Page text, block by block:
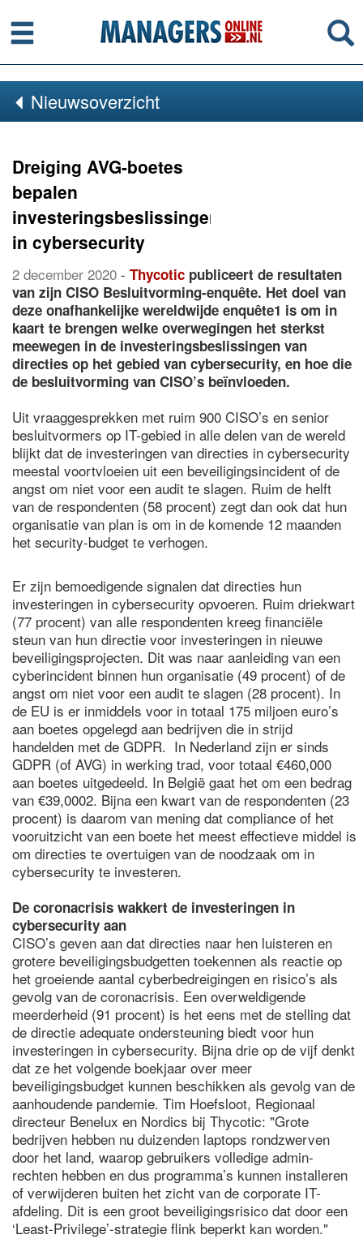
Menu
Nieuwsoverzicht
Dreiging AVG-boetes
bepalen
investeringsbeslissingen
in cybersecurity
2 december 2020 - Thycotic publiceert de resultaten
van zijn CISO Besluitvorming-enquête. Het doel van
deze onafhankelijke wereldwijde enquête1 is om in
kaart te brengen welke overwegingen het sterkst
meewegen in de investeringsbeslissingen van
directies op het gebied van cybersecurity, en hoe die
de besluitvorming van CISO’s beïnvloeden.
Uit vraaggesprekken met ruim 900 CISO’s en senior
besluitvormers op IT-gebied in alle delen van de wereld
blijkt dat de investeringen van directies in cybersecurity
meestal voortvloeien uit een beveiligingsincident of de
angst om niet voor een audit te slagen. Ruim de helft
van de respondenten (58 procent) zegt dan ook dat hun
organisatie van plan is om in de komende 12 maanden
het security-budget te verhogen.
Er zijn bemoedigende signalen dat directies hun
investeringen in cybersecurity opvoeren. Ruim driekwart
(77 procent) van alle respondenten kreeg financiële
steun van hun directie voor investeringen in nieuwe
beveiligingsprojecten. Dit was naar aanleiding van een
cyberincident binnen hun organisatie (49 procent) of de
angst om niet voor een audit te slagen (28 procent). In
de EU is er inmiddels voor in totaal 175 miljoen euro’s
aan boetes opgelegd aan bedrijven die in strijd
handelden met de GDPR. In Nederland zijn er sinds
GDPR (of AVG) in werking trad, voor totaal €460,000
aan boetes uitgedeeld. In België gaat het om een bedrag
van €39,0002. Bijna een kwart van de respondenten (23
procent) is daarom van mening dat compliance of het
vooruitzicht van een boete het meest effectieve middel is
om directies te overtuigen van de noodzaak om in
cybersecurity te investeren.
De coronacrisis wakkert de investeringen in
cybersecurity aan
CISO’s geven aan dat directies naar hen luisteren en
grotere beveiligingsbudgetten toekennen als reactie op
het groeiende aantal cyberbedreigingen en risico’s als
gevolg van de coronacrisis. Een overweldigende
meerderheid (91 procent) is het eens met de stelling dat
de directie adequate ondersteuning biedt voor hun
investeringen in cybersecurity. Bijna drie op de vijf denkt
dat ze het volgende boekjaar over meer
beveiligingsbudget kunnen beschikken als gevolg van de
aanhoudende pandemie. Tim Hoefsloot, Regionaal
directeur Benelux en Nordics bij Thycotic: "Grote
bedrijven hebben nu duizenden laptops rondzwerven
door het land, waarop gebruikers volledige admin-
rechten hebben en dus programma’s kunnen installeren
of verwijderen buiten het zicht van de corporate IT-
afdeling. Dit is een groot beveiligingsrisico dat door een
‘Least-Privilege’-strategie flink beperkt kan worden."